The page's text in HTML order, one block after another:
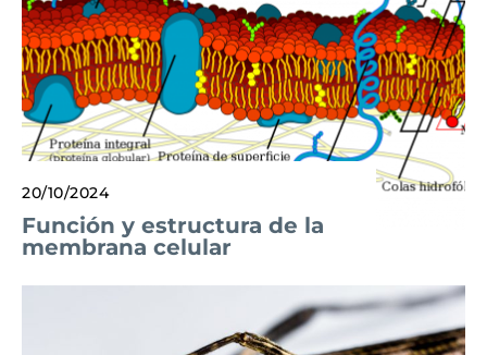
20/10/2024
Función y estructura de la
membrana celular